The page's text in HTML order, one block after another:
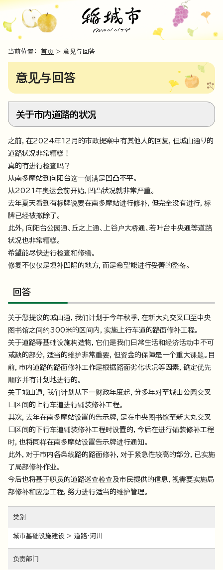
当前位置： 首页 > 意见与回答
意见与回答
关于市内道路的状况
之前，在2024年12月的市政提案中有其他人的回复，但城山通り的
道路状况非常糟糕！
真的有进行检查吗？
从南多摩站到向阳台这一侧满是凹凸不平。
从2021年奥运会前开始，凹凸状况就非常严重。
去年夏天看到有标牌说要在南多摩站进行修补，但完全没有进行，标
牌已经被撤除了。
此外，向阳台公园通、丘之上通、上谷户大桥通、若叶台中央通等道路
状况也非常糟糕。
希望能尽快进行检查和修缮。
修复不仅仅是填补凹陷的地方，而是希望能进行妥善的整备。
回答
关于您提议的城山通，我们计划于今年秋季，在新大丸交叉口至中央
图书馆之间约300米的区间内，实施上行车道的路面修补工程。
关于道路等基础设施构造物，它们是我们日常生活和经济活动中不可
或缺的部分，适当的维护非常重要，但资金的保障是一个重大课题。目
前，市内道路的路面修补工作是根据路面劣化状况等因素，确定优先
顺序并有计划地进行的。
关于城山通，我们计划从下一财政年度起，分多年对至城山公园交叉
口区间的上行车道进行铺装修补工程。
其次，去年在南多摩站设置的告示牌，是在中央图书馆至新大丸交叉
口区间的下行车道铺装修补工程时设置的，今后在进行铺装修补工程
时，也将同样在南多摩站设置告示牌进行通知。
此外，对于市内各条线路的路面修补，对于紧急性较高的部分，已实施
了局部修补作业。
今后也将基于职员的道路巡查检查及市民提供的信息，视需要实施局
部修补和应急工程，努力进行适当的维护管理。
类别
城市基础设施建设 > 道路・河川
负责部门